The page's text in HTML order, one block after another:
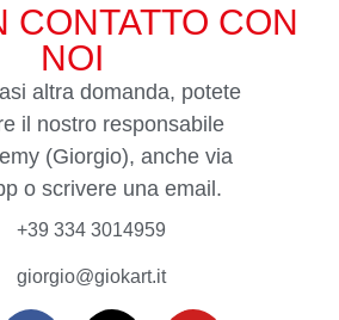
CONTATTO CON
NOI
altra domanda, potete
il nostro responsabile
(Giorgio), anche via
o scrivere una email.
+39 334 3014959
giorgio@giokart.it